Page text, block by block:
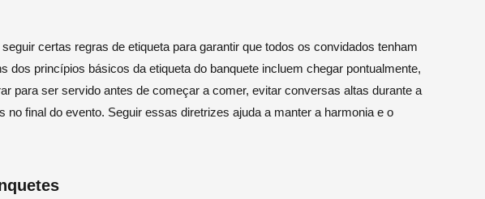
certas regras de etiqueta para garantir que todos os convidados tenham
dos princípios básicos da etiqueta do banquete incluem chegar pontualmente,
para ser servido antes de começar a comer, evitar conversas altas durante a
no final do evento. Seguir essas diretrizes ajuda a manter a harmonia e o